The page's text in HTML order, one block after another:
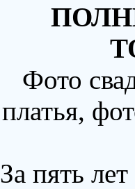
Фото
платья,
За пять